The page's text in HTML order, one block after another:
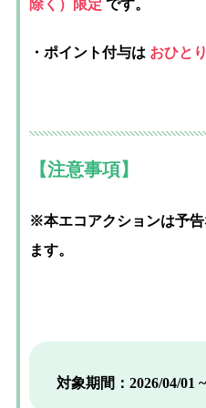
除く）限定 です。
・ポイント付与は おひと
【注意事項】
※本エコアクションは予
ます。
対象期間：2026/04/01